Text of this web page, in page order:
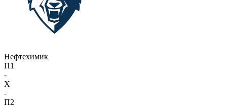
Нефтехимик
П1
-
X
-
П2